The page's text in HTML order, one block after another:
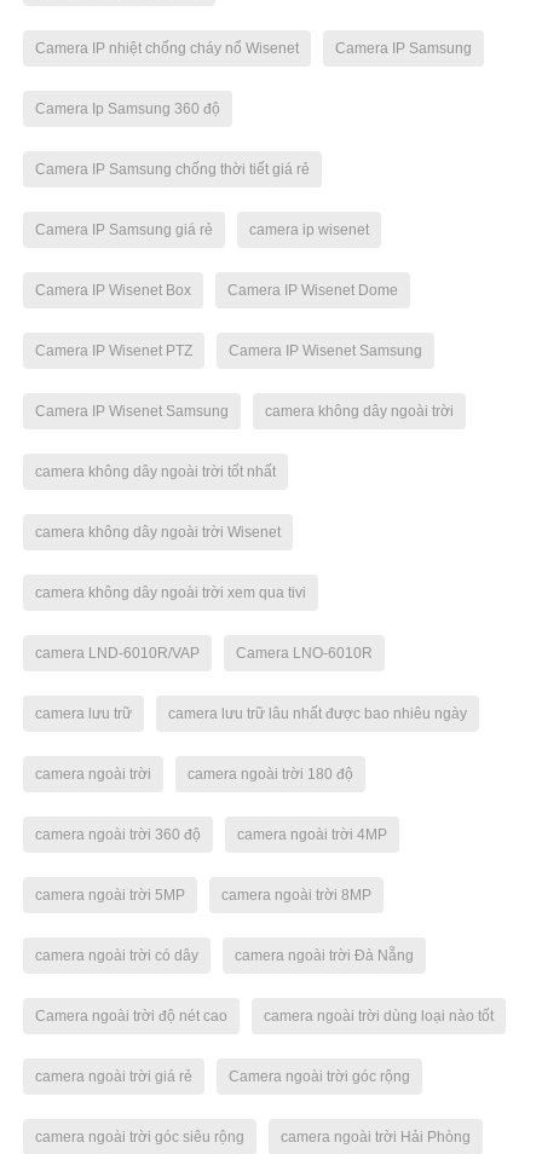
Camera IP nhiệt chống cháy nổ Wisenet Camera IP Samsung
Camera Ip Samsung 360 độ
Camera IP Samsung chống thời tiết giá rẻ
Camera IP Samsung giá rẻ camera ip wisenet
Camera IP Wisenet Box Camera IP Wisenet Dome
Camera IP Wisenet PTZ Camera IP Wisenet Samsung
Camera IP Wisenet Samsung camera không dây ngoài trời
camera không dây ngoài trời tốt nhất
camera không dây ngoài trời Wisenet
camera không dây ngoài trời xem qua tivi
camera LND-6010R/VAP Camera LNO-6010R
camera lưu trữ camera lưu trữ lâu nhất được bao nhiêu ngày
camera ngoài trời camera ngoài trời 180 độ
camera ngoài trời 360 độ camera ngoài trời 4MP
camera ngoài trời 5MP camera ngoài trời 8MP
camera ngoài trời có dây camera ngoài trời Đà Nẵng
Camera ngoài trời độ nét cao camera ngoài trời dùng loại nào tốt
camera ngoài trời giá rẻ Camera ngoài trời góc rộng
camera ngoài trời góc siêu rộng camera ngoài trời Hải Phòng